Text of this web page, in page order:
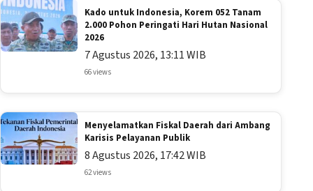
Kado untuk Indonesia, Korem 052 Tanam
2.000 Pohon Peringati Hari Hutan Nasional
2026
7 Agustus 2026, 13:11 WIB
66 views
Menyelamatkan Fiskal Daerah dari Ambang
Karisis Pelayanan Publik
8 Agustus 2026, 17:42 WIB
62 views